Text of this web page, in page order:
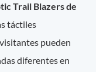
Trail Blazers de
táctiles
pueden
diferentes en